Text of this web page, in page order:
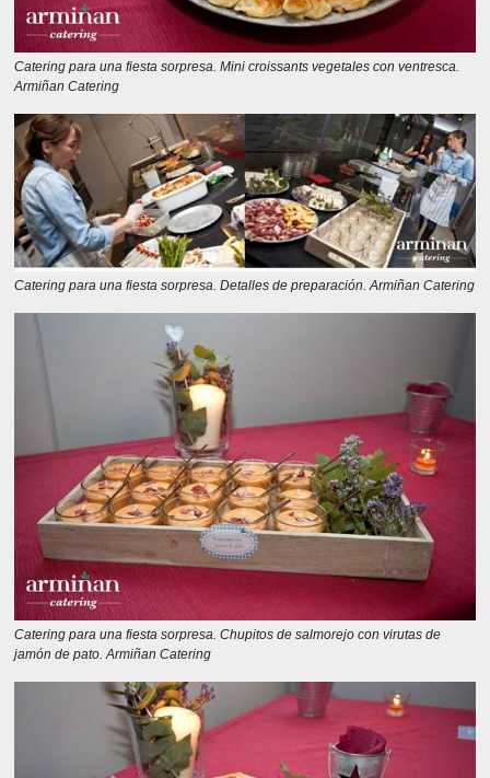
Catering para una fiesta sorpresa. Mini croissants vegetales con ventresca.
Armiñan Catering
Catering para una fiesta sorpresa. Detalles de preparación. Armiñan Catering
Catering para una fiesta sorpresa. Chupitos de salmorejo con virutas de
jamón de pato. Armiñan Catering